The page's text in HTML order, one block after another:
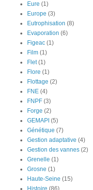
Eure (1)
Europe (3)
Eutrophisation (8)
Evaporation (6)
Figeac (1)
Film (1)
Flet (1)
Flore (1)
Flottage (2)
FNE (4)
FNPF (3)
Forge (2)
GEMAPI (5)
Génétique (7)
Gestion adaptative (4)
Gestion des vannes (2)
Grenelle (1)
Grosne (1)
Haute-Seine (15)
Histoire (86)